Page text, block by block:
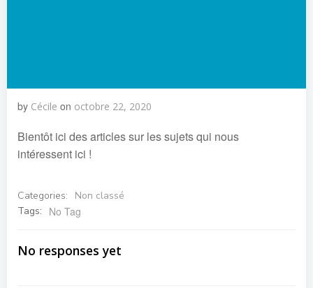
by Cécile on octobre 22, 2020
Bientôt ici des articles sur les sujets qui nous
intéressent ici !
Categories:
Non classé
Tags:
No Tag
No responses yet